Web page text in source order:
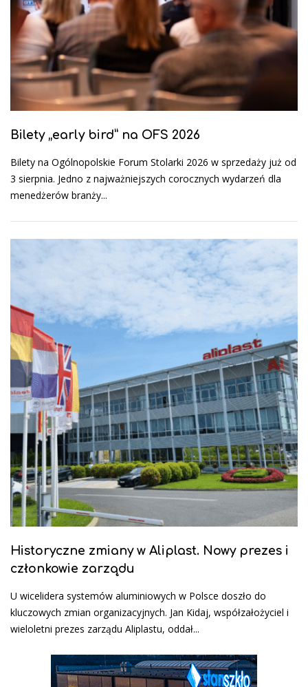
Bilety „early bird” na OFS 2026
Bilety na Ogólnopolskie Forum Stolarki 2026 w sprzedaży już od
3 sierpnia. Jedno z najważniejszych corocznych wydarzeń dla
menedżerów branży...
Historyczne zmiany w Aliplast. Nowy prezes i
członkowie zarządu
U wicelidera systemów aluminiowych w Polsce doszło do
kluczowych zmian organizacyjnych. Jan Kidaj, współzałożyciel i
wieloletni prezes zarządu Aliplastu, oddał...